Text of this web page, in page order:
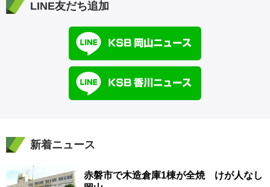
LINE友だち追加
新着ニュース
赤磐市で木造倉庫1棟が全焼 けが人なし